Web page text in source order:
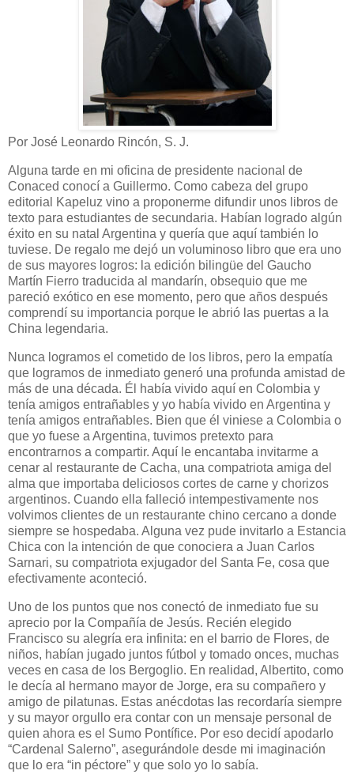
Por José Leonardo Rincón, S. J.
Alguna tarde en mi oficina de presidente nacional de
Conaced conocí a Guillermo. Como cabeza del grupo
editorial Kapeluz vino a proponerme difundir unos libros de
texto para estudiantes de secundaria. Habían logrado algún
éxito en su natal Argentina y quería que aquí también lo
tuviese. De regalo me dejó un voluminoso libro que era uno
de sus mayores logros: la edición bilingüe del Gaucho
Martín Fierro traducida al mandarín, obsequio que me
pareció exótico en ese momento, pero que años después
comprendí su importancia porque le abrió las puertas a la
China legendaria.
Nunca logramos el cometido de los libros, pero la empatía
que logramos de inmediato generó una profunda amistad de
más de una década. Él había vivido aquí en Colombia y
tenía amigos entrañables y yo había vivido en Argentina y
tenía amigos entrañables. Bien que él viniese a Colombia o
que yo fuese a Argentina, tuvimos pretexto para
encontrarnos a compartir. Aquí le encantaba invitarme a
cenar al restaurante de Cacha, una compatriota amiga del
alma que importaba deliciosos cortes de carne y chorizos
argentinos. Cuando ella falleció intempestivamente nos
volvimos clientes de un restaurante chino cercano a donde
siempre se hospedaba. Alguna vez pude invitarlo a Estancia
Chica con la intención de que conociera a Juan Carlos
Sarnari, su compatriota exjugador del Santa Fe, cosa que
efectivamente aconteció.
Uno de los puntos que nos conectó de inmediato fue su
aprecio por la Compañía de Jesús. Recién elegido
Francisco su alegría era infinita: en el barrio de Flores, de
niños, habían jugado juntos fútbol y tomado onces, muchas
veces en casa de los Bergoglio. En realidad, Albertito, como
le decía al hermano mayor de Jorge, era su compañero y
amigo de pilatunas. Estas anécdotas las recordaría siempre
y su mayor orgullo era contar con un mensaje personal de
quien ahora es el Sumo Pontífice. Por eso decidí apodarlo
“Cardenal Salerno”, asegurándole desde mi imaginación
que lo era “in péctore” y que solo yo lo sabía.